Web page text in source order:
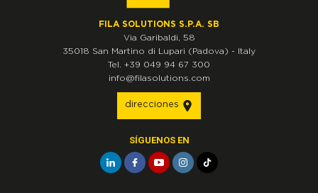
FILA SOLUTIONS S.P.A. SB
Via Garibaldi, 58
35018 San Martino di Lupari (Padova) - Italy
Tel. +39 049 94 67 300
info@filasolutions.com
direcciones
SÍGUENOS EN